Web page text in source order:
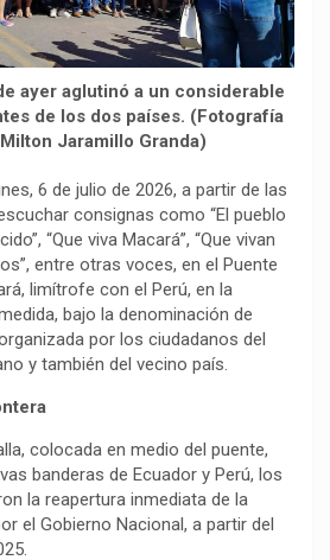
ayer aglutinó a un considerable
de los dos países. (Fotografía
Jaramillo Granda)
6 de julio de 2026, a partir de las
consignas como “El pueblo
“Que viva Macará”, “Que vivan
entre otras voces, en el Puente
limítrofe con el Perú, en la
bajo la denominación de
por los ciudadanos del
y también del vecino país.
colocada en medio del puente,
banderas de Ecuador y Perú, los
la reapertura inmediata de la
el Gobierno Nacional, a partir del